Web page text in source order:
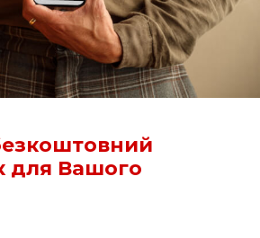
вказану під час реєстрації
в системі DSLocate, через браузер
для Вашого